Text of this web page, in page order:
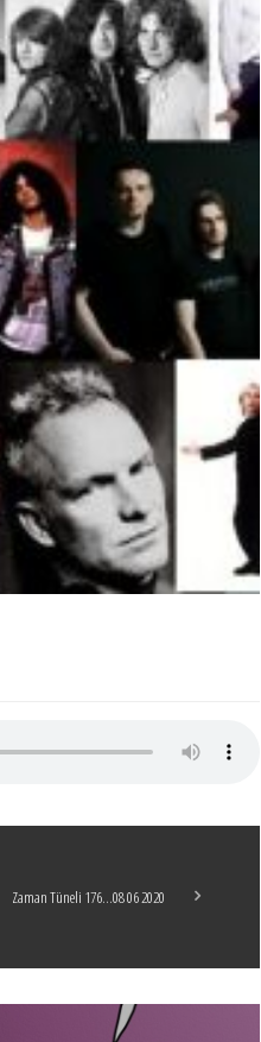
Zaman Tüneli 176…08 06 2020